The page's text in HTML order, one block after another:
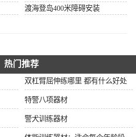
渡海登岛400米障碍安装
热门推荐
双杠臂屈伸练哪里 都有什么好处
特警八项器材
警犬训练器材